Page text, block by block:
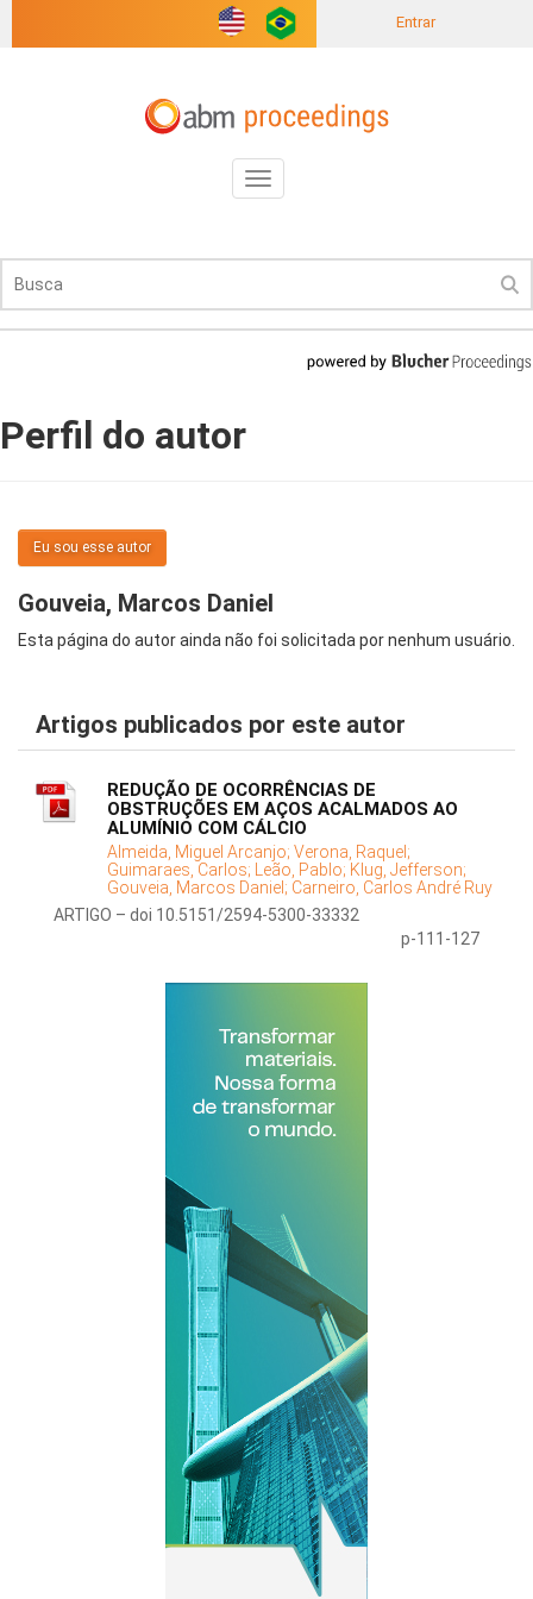
Entrar
Toggle
navigation
Perfil do autor
Eu sou esse autor
Gouveia, Marcos Daniel
Esta página do autor ainda não foi solicitada por nenhum usuário.
Artigos publicados por este autor
REDUÇÃO DE OCORRÊNCIAS DE
OBSTRUÇÕES EM AÇOS ACALMADOS AO
ALUMÍNIO COM CÁLCIO
Almeida, Miguel Arcanjo; Verona, Raquel;
Guimaraes, Carlos; Leão, Pablo; Klug, Jefferson;
Gouveia, Marcos Daniel; Carneiro, Carlos André Ruy
ARTIGO – doi 10.5151/2594-5300-33332
p-111-127